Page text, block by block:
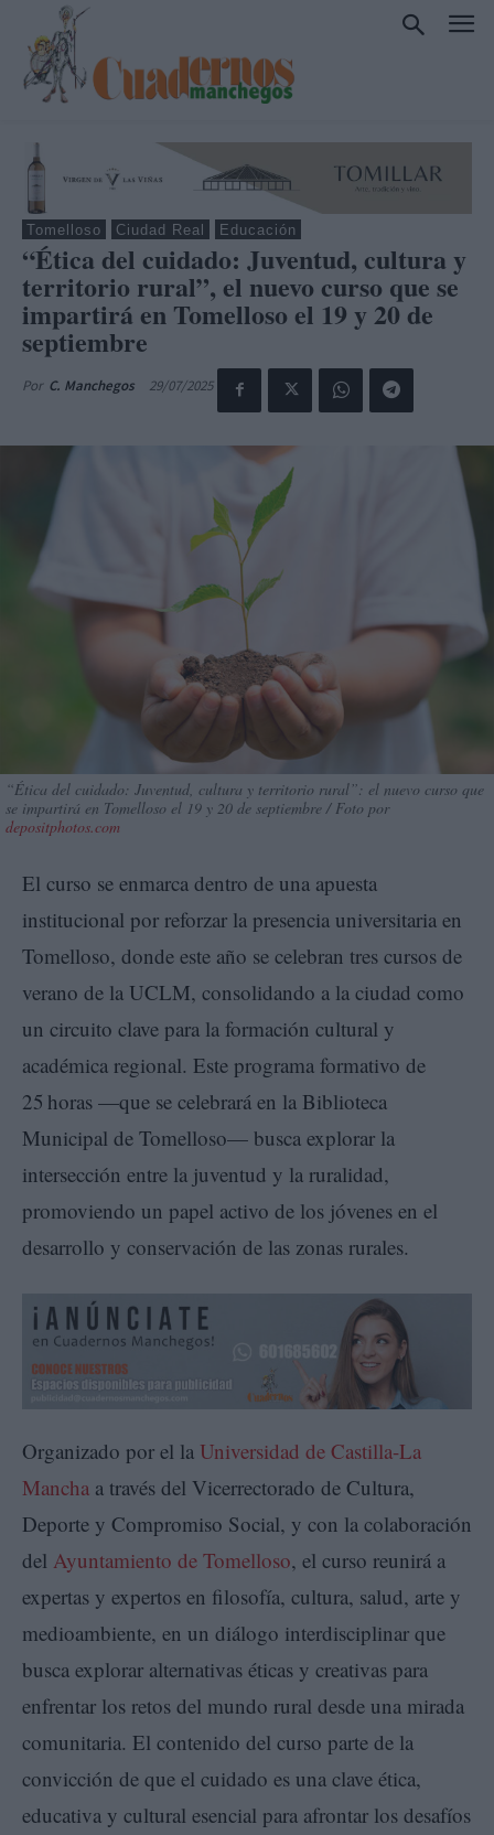
Tomelloso Ciudad Real Educación
“Ética del cuidado: Juventud, cultura y
territorio rural”, el nuevo curso que se
impartirá en Tomelloso el 19 y 20 de
septiembre
Por C. Manchegos 29/07/2025
“Ética del cuidado: Juventud, cultura y territorio rural”: el nuevo curso que
se impartirá en Tomelloso el 19 y 20 de septiembre / Foto por
depositphotos.com
El curso se enmarca dentro de una apuesta
institucional por reforzar la presencia universitaria en
Tomelloso, donde este año se celebran tres cursos de
verano de la UCLM, consolidando a la ciudad como
un circuito clave para la formación cultural y
académica regional. Este programa formativo de
25 horas —que se celebrará en la Biblioteca
Municipal de Tomelloso— busca explorar la
intersección entre la juventud y la ruralidad,
promoviendo un papel activo de los jóvenes en el
desarrollo y conservación de las zonas rurales.
Organizado por el la Universidad de Castilla-La
Mancha a través del Vicerrectorado de Cultura,
Deporte y Compromiso Social, y con la colaboración
del Ayuntamiento de Tomelloso, el curso reunirá a
expertas y expertos en filosofía, cultura, salud, arte y
medioambiente, en un diálogo interdisciplinar que
busca explorar alternativas éticas y creativas para
enfrentar los retos del mundo rural desde una mirada
comunitaria. El contenido del curso parte de la
convicción de que el cuidado es una clave ética,
educativa y cultural esencial para afrontar los desafíos